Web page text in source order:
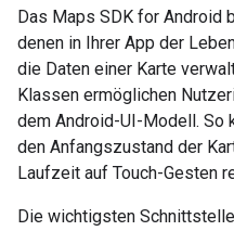
Das Maps SDK for Android
denen in Ihrer App der
die Daten einer Karte
Klassen ermöglichen
dem Android-UI-Modell.
den Anfangszustand der
Laufzeit auf Touch-Gesten
Die wichtigsten